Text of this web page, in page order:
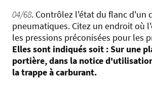
04/68. Contrôlez l'état du flanc d'un
pneumatiques. Citez un endroit où
les pressions préconisées pour les
Elles sont indiqués soit : Sur une
portière, dans la notice
la trappe à carburant.